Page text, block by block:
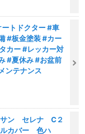
トドクター #車
#板金塗装 #カー
カー #レッカー対
#夏休み #お盆前
ンテナンス
ン セレナ C２
カバー 色ハ